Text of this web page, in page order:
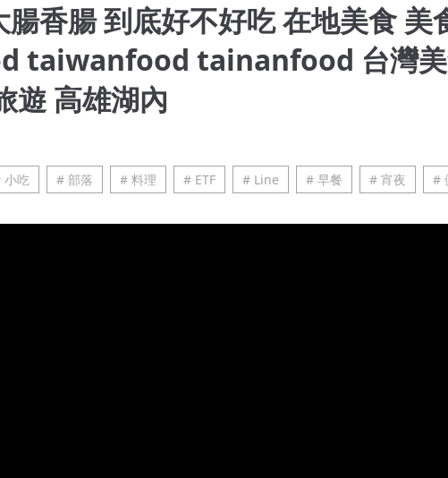
香腸 到底好不好吃 在地美食 美
taiwanfood tainanfood 台灣美
遊 高雄湖內
小吃 # 部落 # 料理 # ETF # Line # 早餐 # 宵夜 #